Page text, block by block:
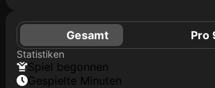
Gesamt Pro
Statistiken
Spiel begonnen
Gespielte Minuten